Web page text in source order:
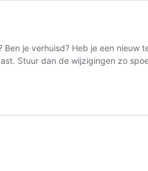
je verhuisd? Heb je een
Stuur dan de wijzigingen zo